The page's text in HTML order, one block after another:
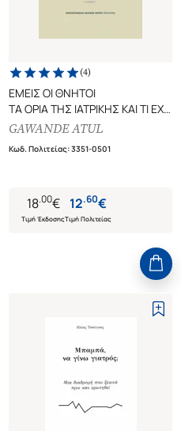
(4)
ΕΜΕΙΣ ΟΙ ΘΝΗΤΟΙ
ΤΑ ΟΡΙΑ ΤΗΣ ΙΑΤΡΙΚΗΣ ΚΑΙ ΤΙ ΕΧΕΙ
ΠΡΑΓΜΑΤΙ ΣΗΜΑΣΙΑ ΟΤΑΝ ΤΟ
GAWANDE ATUL
Κωδ. Πολιτείας:3351-0501
18.00€
Τιμή Έκδοσης
12.60€
Τιμή Πολιτείας